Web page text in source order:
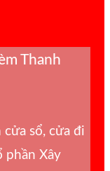
Thanh
cửa sổ, cửa đi
phần Xây